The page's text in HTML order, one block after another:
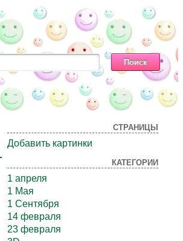
СТРАНИЦЫ
Добавить картинки
КАТЕГОРИИ
1 апреля
1 Мая
1 Сентября
14 февраля
23 февраля